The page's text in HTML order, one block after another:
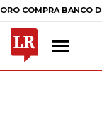
BANCO DE LA